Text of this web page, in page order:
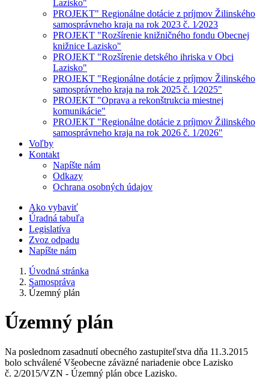
Lazisko"
PROJEKT" Regionálne dotácie z príjmov Žilinského
samosprávneho kraja na rok 2023 č. 1⁄2023
PROJEKT "Rozšírenie knižničného fondu Obecnej
knižnice Lazisko"
PROJEKT "Rozšírenie detského ihriska v Obci
Lazisko"
PROJEKT "Regionálne dotácie z príjmov Žilinského
samosprávneho kraja na rok 2025 č. 1⁄2025"
PROJEKT "Oprava a rekonštrukcia miestnej
komunikácie"
PROJEKT "Regionálne dotácie z príjmov Žilinského
samosprávneho kraja na rok 2026 č. 1/2026"
Voľby
Kontakt
Napíšte nám
Odkazy
Ochrana osobných údajov
Ako vybaviť
Úradná tabuľa
Legislatíva
Zvoz odpadu
Napíšte nám
Úvodná stránka
Samospráva
Územný plán
Územný plán
Na poslednom zasadnutí obecného zastupiteľstva dňa 11.3.2015
bolo schválené Všeobecne záväzné nariadenie obce Lazisko
č. 2/2015/VZN - Územný plán obce Lazisko.